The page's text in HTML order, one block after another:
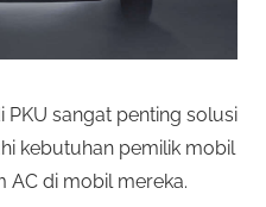
PKU sangat penting solusi
kebutuhan pemilik mobil
AC di mobil mereka.